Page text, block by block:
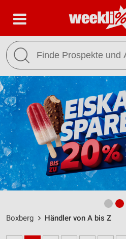
Boxberg Händler von A bis Z